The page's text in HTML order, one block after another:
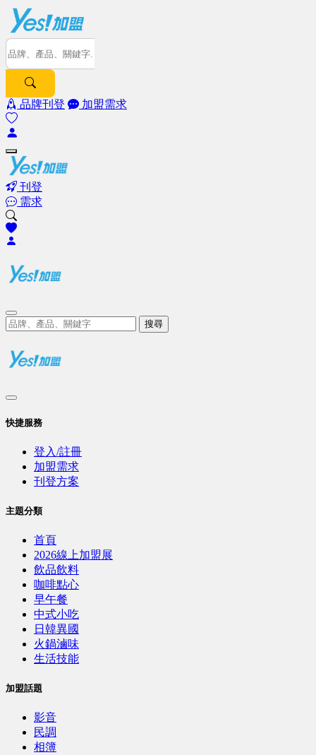
品牌刊登 加盟需求
刊登
需求
搜尋
快捷服務
登入/註冊
加盟需求
刊登方案
主題分類
首頁
2026線上加盟展
飲品飲料
咖啡點心
早午餐
中式小吃
日韓異國
火鍋滷味
生活技能
加盟話題
影音
民調
相簿